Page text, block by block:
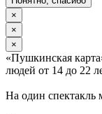
×
×
×
«Пушкинская
людей от 14 до 22
На один спектакль